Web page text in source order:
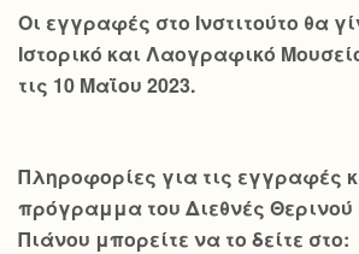
Οι εγγραφές στο Ινστιτούτο θα
Ιστορικό και Λαογραφικό
τις 10 Μαΐου 2023.
Πληροφορίες για τις εγγραφές
πρόγραμμα του Διεθνές Θερινού
Πιάνου μπορείτε να το δείτε στο: